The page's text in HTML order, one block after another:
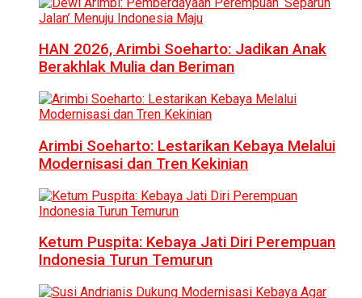
HAN 2026, Arimbi Soeharto: Jadikan Anak
Berakhlak Mulia dan Beriman
Arimbi Soeharto: Lestarikan Kebaya Melalui
Modernisasi dan Tren Kekinian
Ketum Puspita: Kebaya Jati Diri Perempuan
Indonesia Turun Temurun